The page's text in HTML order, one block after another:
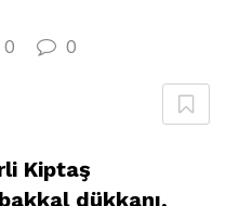
0 0
Kiptaş
dükkanı,